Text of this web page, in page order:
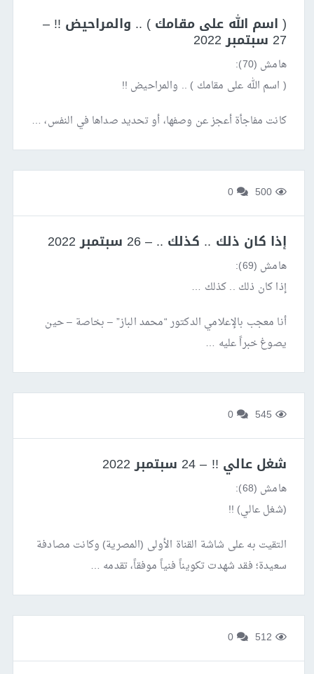
( اسم الله على مقامك ) .. والمراحيض !! –
27 سبتمبر 2022
هامش (70):
( اسم الله على مقامك ) .. والمراحيض !!
كانت مفاجأة أعجز عن وصفها، أو تحديد صداها في النفس، …
إذا كان ذلك .. كذلك .. – 26 سبتمبر 2022
هامش (69):
إذا كان ذلك .. كذلك …
أنا معجب بالإعلامي الدكتور “محمد الباز” – بخاصة – حين
يصوغ خبراً عليه …
شغل عالي !! – 24 سبتمبر 2022
هامش (68):
(شغل عالي) !!
التقيت به على شاشة القناة الأولى (المصرية) وكانت مصادفة
سعيدة؛ فقد شهدت تكويناً فنياً موفقاً، تقدمه …